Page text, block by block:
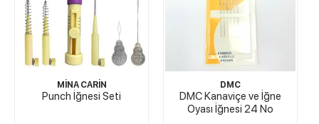
MİNA CARİN
Punch İğnesi Seti
DMC
DMC Kanaviçe ve İğne
Oyası İğnesi 24 No